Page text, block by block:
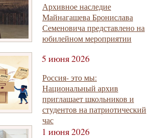
Архивное наследие
Майнагашева Бронислава
Семеновича представлено на
юбилейном мероприятии
5 июня 2026
Россия- это мы:
Национальный архив
приглашает школьников и
студентов на патриотический
час
1 июня 2026